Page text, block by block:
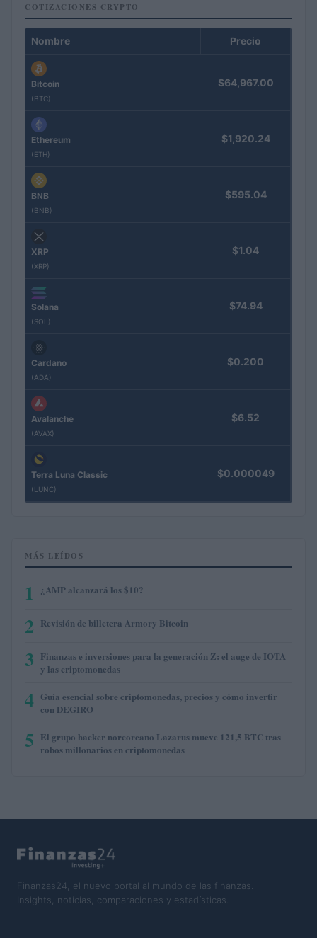
COTIZACIONES CRYPTO
Nombre Precio
Bitcoin
(BTC)
$64,967.00
Ethereum
(ETH)
$1,920.24
BNB
(BNB)
$595.04
XRP
(XRP)
$1.04
Solana
(SOL)
$74.94
Cardano
(ADA)
$0.200
Avalanche
(AVAX)
$6.52
Terra Luna Classic
(LUNC)
$0.000049
MÁS LEÍDOS
1 ¿AMP alcanzará los $10?
2 Revisión de billetera Armory Bitcoin
3 Finanzas e inversiones para la generación Z: el auge de IOTA
y las criptomonedas
4 Guía esencial sobre criptomonedas, precios y cómo invertir
con DEGIRO
5 El grupo hacker norcoreano Lazarus mueve 121,5 BTC tras
robos millonarios en criptomonedas
Finanzas24, el nuevo portal al mundo de las finanzas.
Insights, noticias, comparaciones y estadísticas.